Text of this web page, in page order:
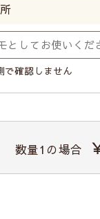
確認しません
数量1 の場合